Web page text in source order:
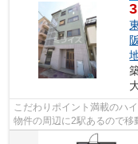
こだわりポイント満載のハ
物件の周辺に2駅あるので移
骨造の魅力。より詳しい情